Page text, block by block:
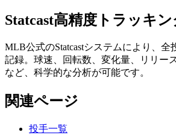
Statcast高精度トラッキン
MLB公式のStatcastシステムにより、全
記録。球速、回転数、変化量、リリー
など、科学的な分析が可能です。
関連ページ
投手一覧